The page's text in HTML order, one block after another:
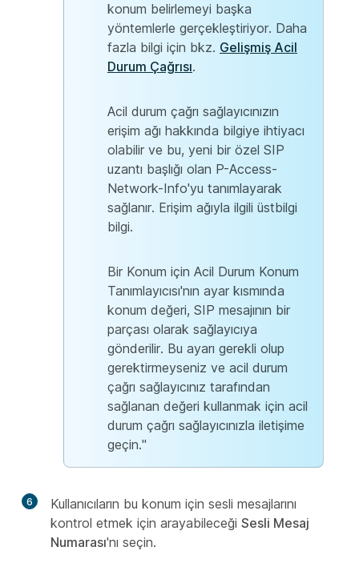
konum belirlemeyi başka
yöntemlerle gerçekleştiriyor. Daha
fazla bilgi için bkz. Gelişmiş Acil
Durum Çağrısı.
Acil durum çağrı sağlayıcınızın
erişim ağı hakkında bilgiye ihtiyacı
olabilir ve bu, yeni bir özel SIP
uzantı başlığı olan P-Access-
Network-Info'yu tanımlayarak
sağlanır. Erişim ağıyla ilgili üstbilgi
bilgi.
Bir Konum için Acil Durum Konum
Tanımlayıcısı'nın ayar kısmında
konum değeri, SIP mesajının bir
parçası olarak sağlayıcıya
gönderilir. Bu ayarı gerekli olup
gerektirmeyseniz ve acil durum
çağrı sağlayıcınız tarafından
sağlanan değeri kullanmak için acil
durum çağrı sağlayıcınızla iletişime
geçin."
6
Kullanıcıların bu konum için sesli mesajlarını
kontrol etmek için arayabileceği Sesli Mesaj
Numarası'nı seçin.